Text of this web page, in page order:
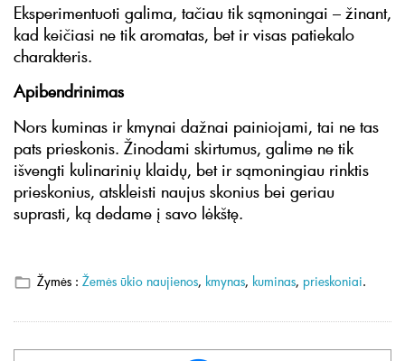
Eksperimentuoti galima, tačiau tik sąmoningai – žinant,
kad keičiasi ne tik aromatas, bet ir visas patiekalo
charakteris.
Apibendrinimas
Nors kuminas ir kmynai dažnai painiojami, tai ne tas
pats prieskonis. Žinodami skirtumus, galime ne tik
išvengti kulinarinių klaidų, bet ir sąmoningiau rinktis
prieskonius, atskleisti naujus skonius bei geriau
suprasti, ką dedame į savo lėkštę.
Žymės : Žemės ūkio naujienos, kmynas, kuminas, prieskoniai.